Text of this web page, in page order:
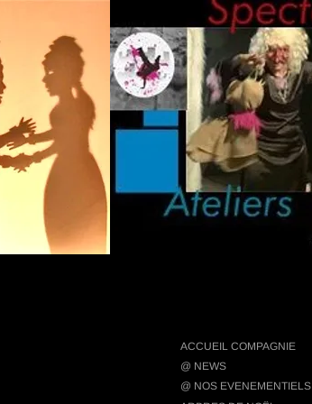
ACCUEIL COMPAGNIE
@ NEWS
@ NOS EVENEMENTIELS